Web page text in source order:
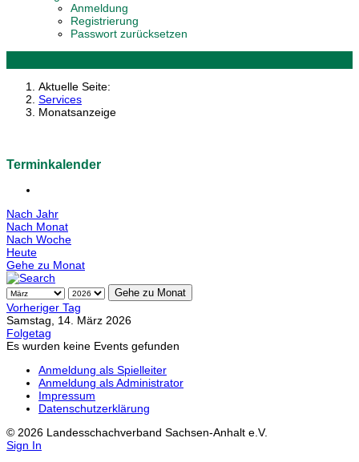
Anmeldung
Registrierung
Passwort zurücksetzen
Aktuelle Seite:
Services
Monatsanzeige
Terminkalender
Nach Jahr
Nach Monat
Nach Woche
Heute
Gehe zu Monat
Gehe zu Monat
Vorheriger Tag
Samstag, 14. März 2026
Folgetag
Es wurden keine Events gefunden
Anmeldung als Spielleiter
Anmeldung als Administrator
Impressum
Datenschutzerklärung
© 2026 Landesschachverband Sachsen-Anhalt e.V.
Sign In